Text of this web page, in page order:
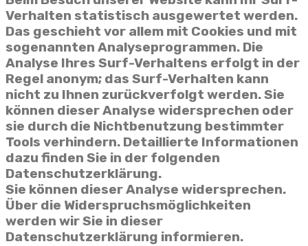
Verhalten statistisch ausgewertet werden.
Das geschieht vor allem mit Cookies und mit
sogenannten Analyseprogrammen. Die
Analyse Ihres Surf-Verhaltens erfolgt in der
Regel anonym; das Surf-Verhalten kann
nicht zu Ihnen zurückverfolgt werden. Sie
können dieser Analyse widersprechen oder
sie durch die Nichtbenutzung bestimmter
Tools verhindern. Detaillierte Informationen
dazu finden Sie in der folgenden
Datenschutzerklärung.
Sie können dieser Analyse widersprechen.
Über die Widerspruchsmöglichkeiten
werden wir Sie in dieser
Datenschutzerklärung informieren.